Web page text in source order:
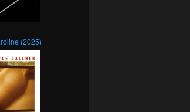
(2025)